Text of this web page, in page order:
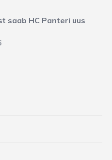
saab HC Panteri uus